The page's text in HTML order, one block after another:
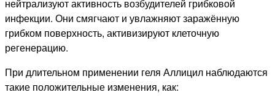
нейтрализуют активность возбудителей грибковой
инфекции. Они смягчают и увлажняют заражённую
грибком поверхность, активизируют клеточную
регенерацию.
При длительном применении геля Аллицил наблюдаются
такие положительные изменения, как: